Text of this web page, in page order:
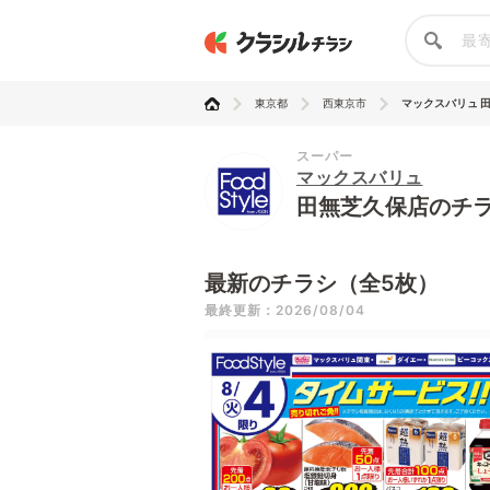
東京都 西東京市 マックスバリュ
スーパー
マックスバリュ
田無芝久保店のチ
最新のチラシ（全5枚）
最終更新：2026/08/04